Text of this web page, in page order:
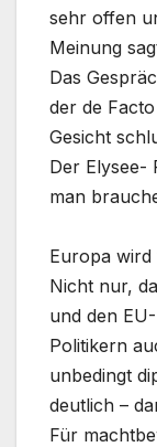
sehr offen
Meinung
Das
der de
Gesicht
Der Elysee-
man
Europa
Nicht nur,
und den
Politikern
unbedingt
deutlich –
Für